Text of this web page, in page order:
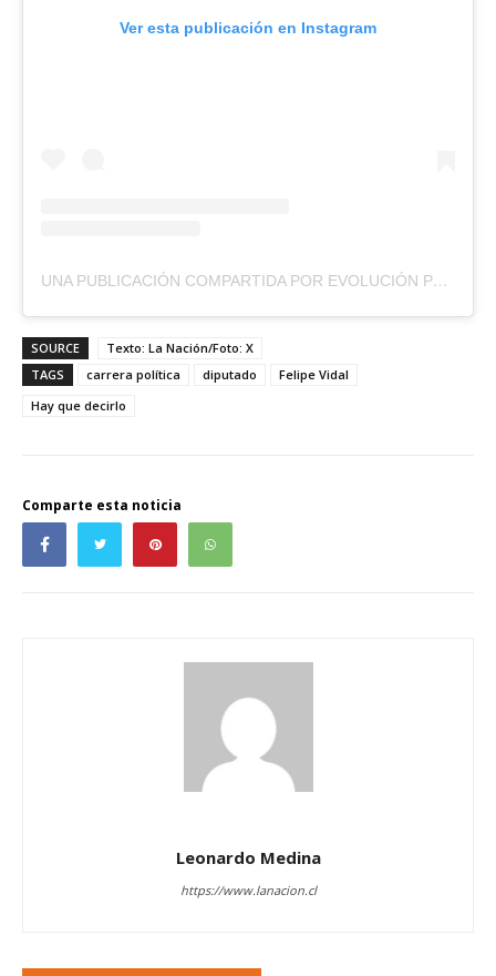
Ver esta publicación en Instagram
UNA PUBLICACIÓN COMPARTIDA POR EVOLUCIÓN POLÍTICA (@EVOPOLI)
SOURCE
Texto: La Nación/Foto: X
TAGS
carrera política diputado
Felipe Vidal
Hay que decirlo
Comparte esta noticia
Leonardo Medina
https://www.lanacion.cl